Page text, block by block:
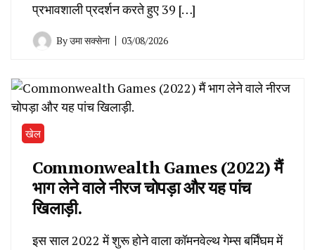
प्रभावशाली प्रदर्शन करते हुए 39 […]
Byउमा सक्सेना 03/08/2026
खेल
Commonwealth Games (2022) मैं
भाग लेने वाले नीरज चोपड़ा और यह पांच
खिलाड़ी.
इस साल 2022 में शुरू होने वाला कॉमनवेल्थ गेम्स बर्मिंघम में